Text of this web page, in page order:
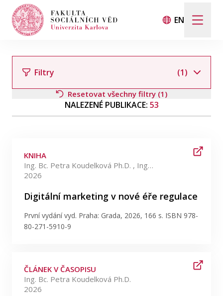
EN
Ocenění
Blog
Publikace
Kontakt
NALEZENÉ PUBLIKACE: 53
KNIHA
Ing. Bc. Petra Koudelková Ph.D. , Ing. Bc. Hana Moravcová Ph.D.
2026
Digitální marketing v nové éře regulace
První vydání vyd. Praha: Grada, 2026, 166 s. ISBN 978-
80-271-5910-9
ČLÁNEK V ČASOPISU
Ing. Bc. Petra Koudelková Ph.D.
2026
Filtry (1)
Filtrovat podle data
Resetovat všechny filtry (1)